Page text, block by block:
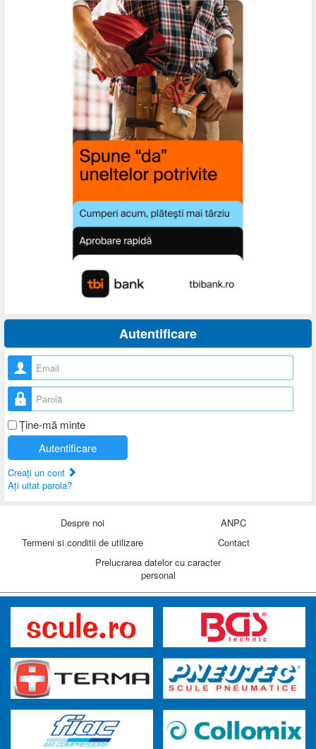
Autentificare
Nume utilizator
Parolă
Ţine-mă minte
Autentificare
Creaţi un cont
Aţi uitat parola?
Despre noi
ANPC
Termeni si conditii de utilizare
Contact
Prelucrarea datelor cu caracter
personal